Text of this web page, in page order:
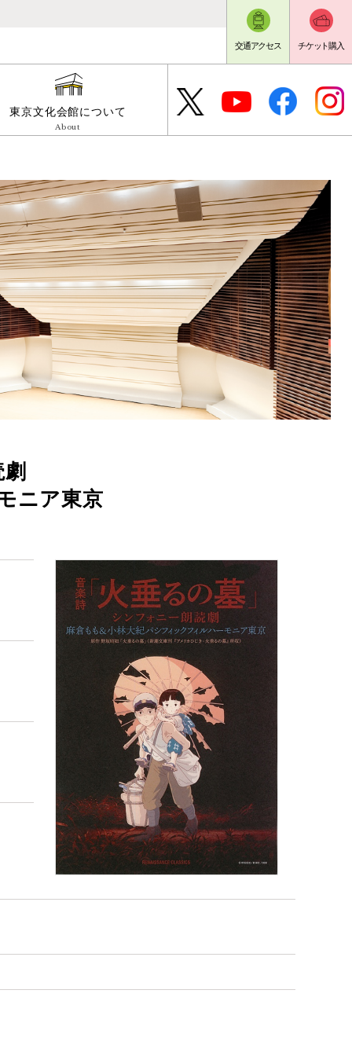
チケット購入
交通アクセス
東京文化会館について
About
ニア東京